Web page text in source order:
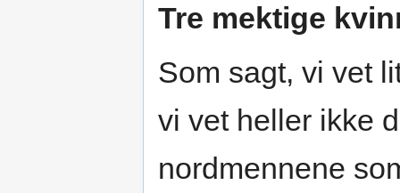
Tre mektige
Som sagt, vi vet
vi vet heller ikke
nordmennene